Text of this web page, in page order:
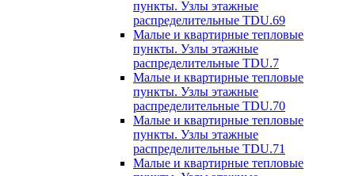
пункты. Узлы этажные
распределительные TDU.69
Малые и квартирные тепловые
пункты. Узлы этажные
распределительные TDU.7
Малые и квартирные тепловые
пункты. Узлы этажные
распределительные TDU.70
Малые и квартирные тепловые
пункты. Узлы этажные
распределительные TDU.71
Малые и квартирные тепловые